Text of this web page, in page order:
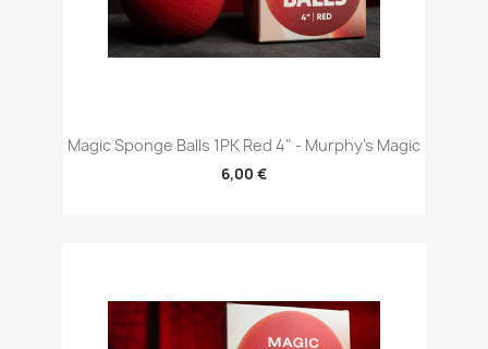
Magic Sponge Balls 1PK Red 4" - Murphy's Magic
6,00 €